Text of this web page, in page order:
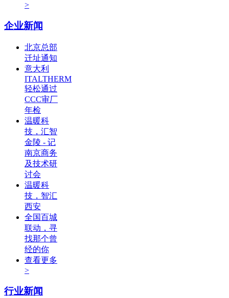
>
企业新闻
北京总部
迁址通知
意大利
ITALTHERM
轻松通过
CCC审厂
年检
温暖科
技，汇智
金陵 - 记
南京商务
及技术研
讨会
温暖科
技，智汇
西安
全国百城
联动，寻
找那个曾
经的你
查看更多
>
行业新闻